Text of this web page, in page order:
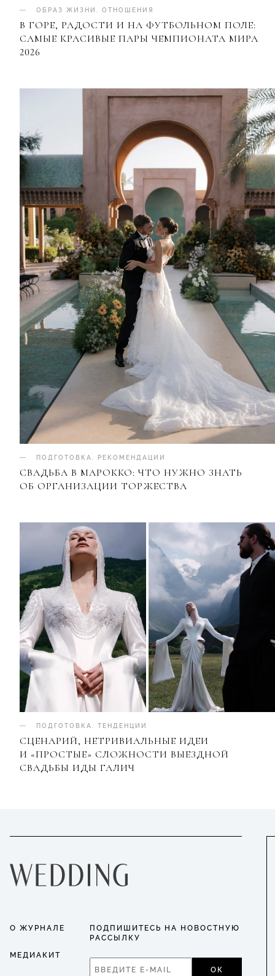
ОБРАЗ ЖИЗНИ ОТНОШЕНИЯ
В ГОРЕ, РАДОСТИ И НА ФУТБОЛЬНОМ ПОЛЕ:
САМЫЕ КРАСИВЫЕ ПАРЫ ЧЕМПИОНАТА МИРА
2026
ПОДГОТОВКА РЕКОМЕНДАЦИИ
СВАДЬБА В МАРОККО: ЧТО НУЖНО ЗНАТЬ
ОБ ОРГАНИЗАЦИИ ТОРЖЕСТВА
ПОДГОТОВКА ТЕНДЕНЦИИ
СЦЕНАРИЙ, НЕТРИВИАЛЬНЫЕ ИДЕИ
И «ПРОСТЫЕ» СЛОЖНОСТИ ВЫЕЗДНОЙ
СВАДЬБЫ ИДЫ ГАЛИЧ
О ЖУРНАЛЕ
МЕДИАКИТ
ПОДПИШИТЕСЬ НА НОВОСТНУЮ
РАССЫЛКУ
ОК